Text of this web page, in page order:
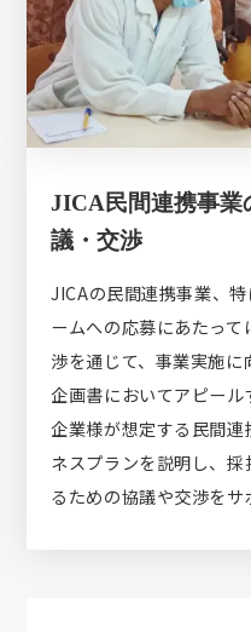
JICA民間連携事業
議・交渉
JICAの民間連携事業、
ームへの応募にあたっ
渉を通じて、事業実施
企画書においてアピール
企業様が想定する民間
ネスプランを説明し、
るための協議や交渉をサ